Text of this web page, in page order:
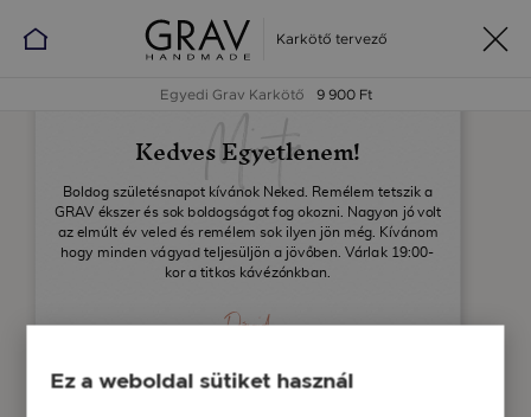
Karkötő tervező
Egyedi Grav Karkötő 9 900 Ft
Minta
Kedves Egyetlenem!
Boldog születésnapot kívánok Neked. Remélem tetszik a
GRAV ékszer és sok boldogságot fog okozni. Nagyon jó volt
az elmúlt év veled és remélem sok ilyen jön még. Kívánom
hogy minden vágyad teljesüljön a jövőben. Várlak 19:00-
kor a titkos kávézónkban.
Dávid
Ez a weboldal sütiket használ